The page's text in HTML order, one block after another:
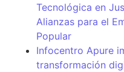
Tecnológica en
Alianzas para el
Popular
Infocentro Apure
transformación